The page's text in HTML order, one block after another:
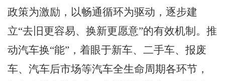
政策为激励，以畅通循环为驱动，逐步建
立“去旧更容易、换新更愿意”的有效机制。推
动汽车换“能” ，着眼于新车、二手车、报废
车、汽车后市场等汽车全生命周期各环节，